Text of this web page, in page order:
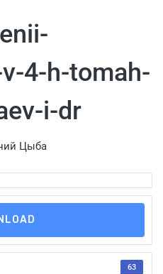
4-h-tomah-
i-dr
Цыба
63